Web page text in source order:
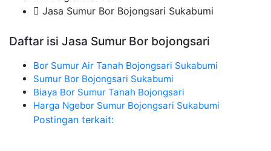
Jasa Sumur Bor Bojongsari Sukabumi
Daftar isi Jasa Sumur Bor bojongsari
Bor Sumur Air Tanah Bojongsari Sukabumi
Sumur Bor Bojongsari Sukabumi
Biaya Bor Sumur Tanah Bojongsari
Harga Ngebor Sumur Bojongsari Sukabumi
Postingan terkait: